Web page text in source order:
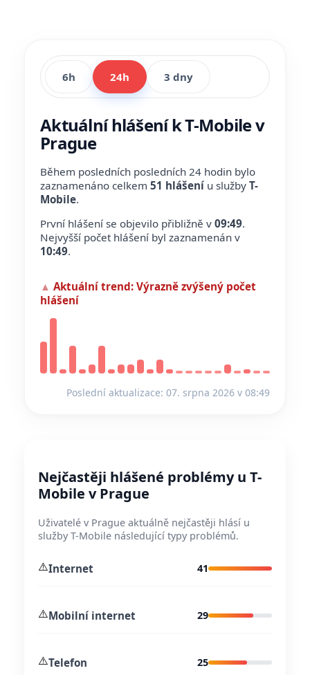
6h 24h 3 dny
Aktuální hlášení k T-Mobile v
Prague
Během posledních posledních 24 hodin bylo
zaznamenáno celkem 51 hlášení u služby T-
Mobile.
První hlášení se objevilo přibližně v 09:49.
Nejvyšší počet hlášení byl zaznamenán v
10:49.
▲ Aktuální trend: Výrazně zvýšený počet
hlášení
Poslední aktualizace: 07. srpna 2026 v 08:49
Nejčastěji hlášené problémy u T-
Mobile v Prague
Uživatelé v Prague aktuálně nejčastěji hlásí u
služby T-Mobile následující typy problémů.
⚠️Internet 41
⚠️Mobilní internet 29
⚠️Telefon 25